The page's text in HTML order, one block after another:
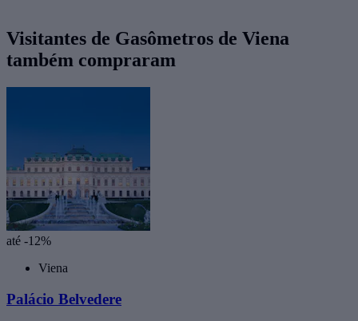
Visitantes de Gasômetros de Viena
também compraram
até -12%
Viena
Palácio Belvedere